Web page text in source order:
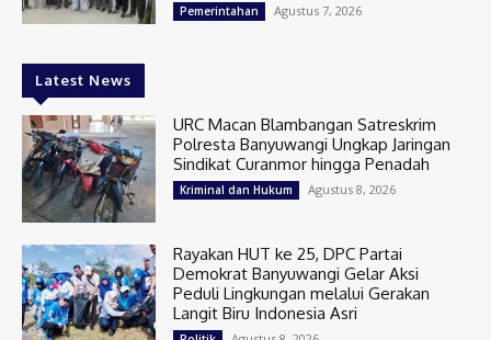
Pemerintahan Agustus 7, 2026
Latest News
URC Macan Blambangan Satreskrim
Polresta Banyuwangi Ungkap Jaringan
Sindikat Curanmor hingga Penadah
Kriminal dan Hukum Agustus 8, 2026
Rayakan HUT ke 25, DPC Partai
Demokrat Banyuwangi Gelar Aksi
Peduli Lingkungan melalui Gerakan
Langit Biru Indonesia Asri